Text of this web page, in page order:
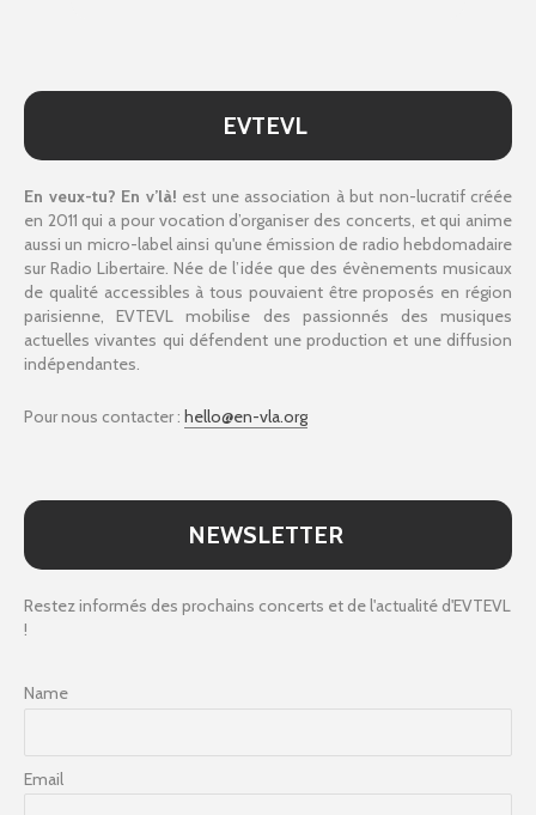
EVTEVL
En veux-tu? En v’là! est une association à but non-lucratif créée
en 2011 qui a pour vocation d’organiser des concerts, et qui anime
aussi un micro-label ainsi qu'une émission de radio hebdomadaire
sur Radio Libertaire. Née de l’idée que des évènements musicaux
de qualité accessibles à tous pouvaient être proposés en région
parisienne, EVTEVL mobilise des passionnés des musiques
actuelles vivantes qui défendent une production et une diffusion
indépendantes.
Pour nous contacter : hello@en-vla.org
NEWSLETTER
Restez informés des prochains concerts et de l'actualité d'EVTEVL
!
Name
Email